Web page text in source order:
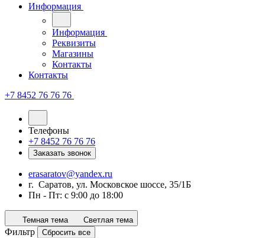
Информация
Информация
Реквизиты
Магазины
Контакты
Контакты
+7 8452 76 76 76
Телефоны
+7 8452 76 76 76
Заказать звонок
erasaratov@yandex.ru
г. Саратов, ул. Московское шоссе, 35/1Б
Пн - Пт: с 9:00 до 18:00
Темная тема Светлая тема
Фильтр Сбросить все